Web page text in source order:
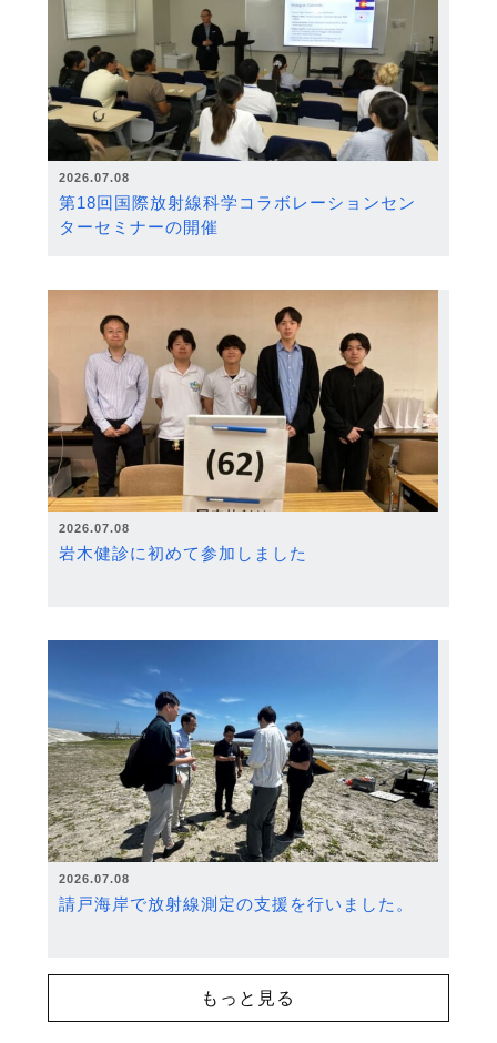
2026.07.08
第18回国際放射線科学コラボレーションセン
ターセミナーの開催
2026.07.08
岩木健診に初めて参加しました
2026.07.08
請戸海岸で放射線測定の支援を行いました。
もっと見る